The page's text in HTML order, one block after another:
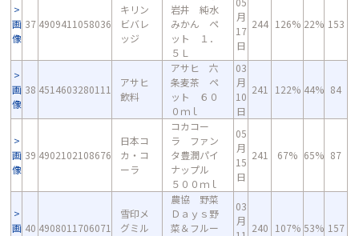
画
像
37 4909411058036
キリン
ビバレ
ッジ
岩井 純水
みかん ペ
ット １．
５Ｌ
月
17
日
244 126% 22% 153
画
像
38 4514603280111
アサヒ
飲料
アサヒ 六
条麦茶 ペ
ット ６０
０ｍｌ
03
月
10
日
241 122% 44% 84
画
像
39 4902102108676
日本コ
カ・コ
ーラ
コカコー
ラ ファン
タ豊潤パイ
ナップル
５００ｍｌ
05
月
15
日
241 67% 65% 87
画 40 4908011706071
雪印メ
グミル
農協 野菜
Ｄａｙｓ野
菜＆フルー
03
月
240 107% 53% 157